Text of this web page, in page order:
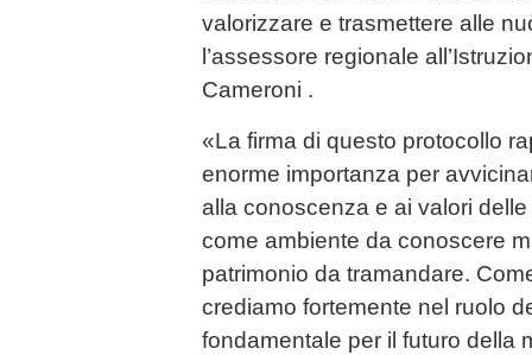
valorizzare e trasmettere alle
l’assessore regionale
Cameroni .
«La firma di questo protocollo
enorme importanza per
alla conoscenza e ai valori
come ambiente da conoscere
patrimonio da tramandare.
crediamo fortemente nel ruolo
fondamentale per il futuro della